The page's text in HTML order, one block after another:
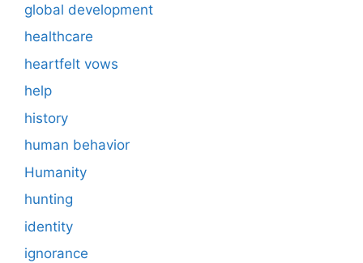
global development
healthcare
heartfelt vows
help
history
human behavior
Humanity
hunting
identity
ignorance